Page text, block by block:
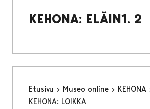
KEHONA: ELÄIN1. 2
Etusivu Museo online
KEHONA
KEHONA: LOIKKA